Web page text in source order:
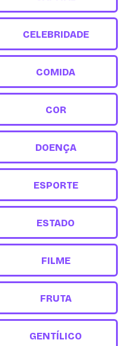
CELEBRIDADE
COMIDA
COR
DOENÇA
ESPORTE
ESTADO
FILME
FRUTA
GENTÍLICO